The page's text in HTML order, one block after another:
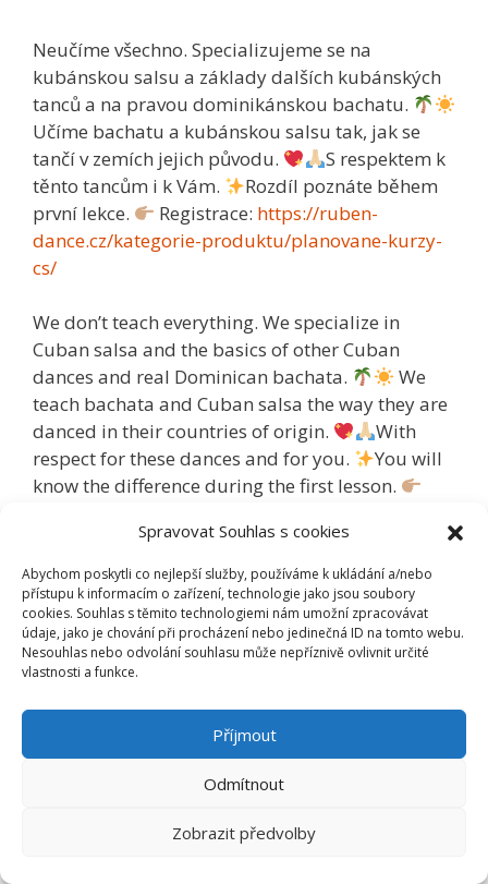
Spravovat Souhlas s cookies
Abychom poskytli co nejlepší služby, používáme k ukládání a/nebo
přístupu k informacím o zařízení, technologie jako jsou soubory
cookies. Souhlas s těmito technologiemi nám umožní zpracovávat
údaje, jako je chování při procházení nebo jedinečná ID na tomto webu.
Nesouhlas nebo odvolání souhlasu může nepříznivě ovlivnit určité
vlastnosti a funkce.
Příjmout
Odmítnout
Zobrazit předvolby
Neučíme všechno. Specializujeme se na
kubánskou salsu a základy dalších kubánských
tanců a na pravou dominikánskou bachatu.
Učíme bachatu a kubánskou salsu tak, jak se
tančí v zemích jejich původu.
S respektem k
těnto tancům i k Vám.
Rozdíl poznáte během
první lekce.
Registrace: https://ruben-
dance.cz/kategorie-produktu/planovane-kurzy-
cs/
We don’t teach everything. We specialize in
Cuban salsa and the basics of other Cuban
dances and real Dominican bachata.
We
teach bachata and Cuban salsa the way they are
danced in their countries of origin.
With
respect for these dances and for you.
You will
know the difference during the first lesson.
produktu/planovane-kurzy-cs/
Rubriky
Aktuality
Štítky
bachata,dance in prague,karibské tance,
salsa,tanec v praze
→